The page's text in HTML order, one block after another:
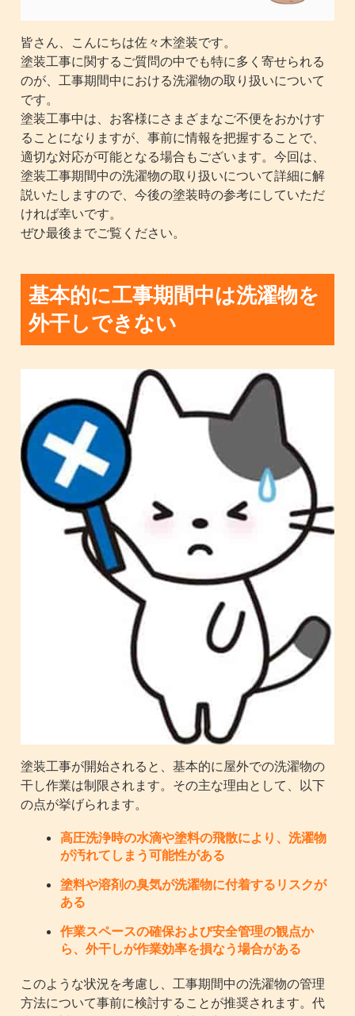
皆さん、こんにちは佐々木塗装です。
塗装工事に関するご質問の中でも特に多く寄せられる
のが、工事期間中における洗濯物の取り扱いについて
です。
塗装工事中は、お客様にさまざまなご不便をおかけす
ることになりますが、事前に情報を把握することで、
適切な対応が可能となる場合もございます。今回は、
塗装工事期間中の洗濯物の取り扱いについて詳細に解
説いたしますので、今後の塗装時の参考にしていただ
ければ幸いです。
ぜひ最後までご覧ください。
基本的に工事期間中は洗濯物を
外干しできない
塗装工事が開始されると、基本的に屋外での洗濯物の
干し作業は制限されます。その主な理由として、以下
の点が挙げられます。
高圧洗浄時の水滴や塗料の飛散により、洗濯物
が汚れてしまう可能性がある
塗料や溶剤の臭気が洗濯物に付着するリスクが
ある
作業スペースの確保および安全管理の観点か
ら、外干しが作業効率を損なう場合がある
このような状況を考慮し、工事期間中の洗濯物の管理
方法について事前に検討することが推奨されます。代